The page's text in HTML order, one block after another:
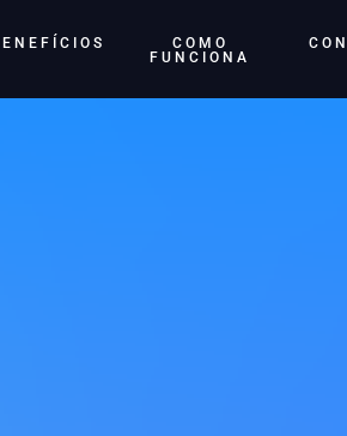
COMO
FUNCIONA